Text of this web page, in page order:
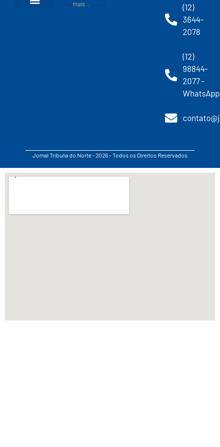
mais...
(12)
3644-
2078
(12)
98844-
2077 -
WhatsApp
Jornal Tribuna do Norte - 2026 - Todos os Direitos Reservados